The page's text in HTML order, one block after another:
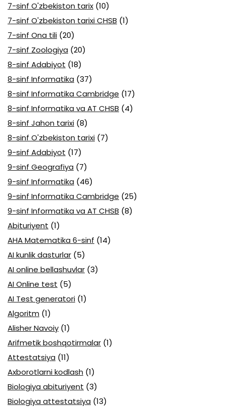
7-sinf O'zbekiston tarix (10)
7-sinf O'zbekiston tarixi CHSB (1)
7-sinf Ona tili (20)
7-sinf Zoologiya (20)
8-sinf Adabiyot (18)
8-sinf Informatika (37)
8-sinf Informatika Cambridge (17)
8-sinf Informatika va AT CHSB (4)
8-sinf Jahon tarixi (8)
8-sinf O'zbekiston tarixi (7)
9-sinf Adabiyot (17)
9-sinf Geografiya (7)
9-sinf Informatika (46)
9-sinf Informatika Cambridge (25)
9-sinf Informatika va AT CHSB (8)
Abituriyent (1)
AHA Matematika 6-sinf (14)
AI kunlik dasturlar (5)
AI online bellashuvlar (3)
AI Online test (5)
AI Test generatori (1)
Algoritm (1)
Alisher Navoiy (1)
Arifmetik boshqotirmalar (1)
Attestatsiya (11)
Axborotlarni kodlash (1)
Biologiya abituriyent (3)
Biologiya attestatsiya (13)